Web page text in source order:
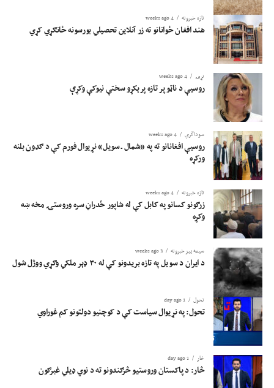
تازه خبرونه 4 weeks ago
هند افغان ځوانانو ته زر آنلاین تحصیلي بورسونه ځانګړي کړي
نړۍ 4 weeks ago
روسیې د ناټو پر تازه پرېکړو سختې نیوکې وکړې
سوداگري 4 weeks ago
روسیې افغانانو ته په «شمال ـ سویل» نړیوال فورم کې د ګډون بلنه
ورکړه
تازه خبرونه 4 weeks ago
زرګونو کسانو په کابل کې له شاپور ځدراڼ سره وروستۍ مخه ښه
وکړه
سیمه ییز خبرونه 3 weeks ago
د ایران د سویل په تازه بریدونو کې له ۳۰ ډېر ملکي وګړي ووژل شول
تحول 1 day ago
تحول: په نړیوال سیاست کې د کوچنیو دولتونو کم غوراوي
څار 1 day ago
څار: د پاکستان وروستیو څرګندونو ته د نوي ډیلي غبرګون